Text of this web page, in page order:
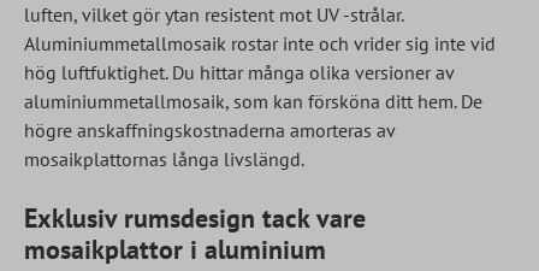
luften, vilket gör ytan resistent mot UV -strålar.
Aluminiummetallmosaik rostar inte och vrider sig inte vid
hög luftfuktighet. Du hittar många olika versioner av
aluminiummetallmosaik, som kan försköna ditt hem. De
högre anskaffningskostnaderna amorteras av
mosaikplattornas långa livslängd.
Exklusiv rumsdesign tack vare
mosaikplattor i aluminium